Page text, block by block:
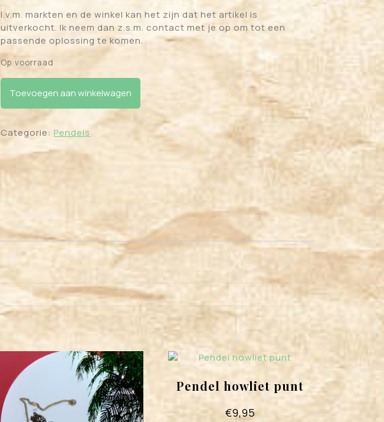
I.v.m. markten en de winkel kan het zijn dat het artikel is
uitverkocht. Ik neem dan z.s.m. contact met je op om tot een
passende oplossing te komen.
Op voorraad
Pendel amethist druppelvorm met lotusbloem aantal
Toevoegen aan winkelwagen
Categorie:Pendels
Pendel howliet punt
€9,95